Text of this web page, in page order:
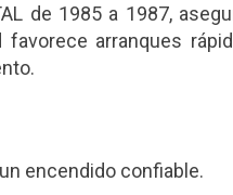
de 1985 a 1987,
arranques
un encendido confiable.